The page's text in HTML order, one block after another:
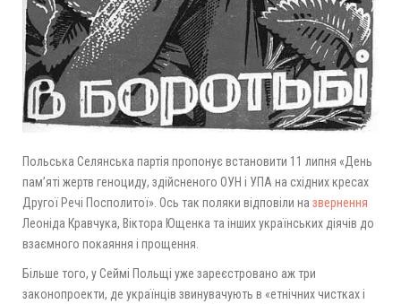
Польська Селянська партія пропонує встановити 11 липня «День
пам’яті жертв геноциду, здійсненого ОУН і УПА на східних кресах
Другої Речі Посполитої». Ось так поляки відповіли на звернення
Леоніда Кравчука, Віктора Ющенка та інших українських діячів до
взаємного покаяння і прощення.
Більше того, у Сеймі Польщі уже зареєстровано аж три
законопроекти, де українців звинувачують в «етнічних чистках і